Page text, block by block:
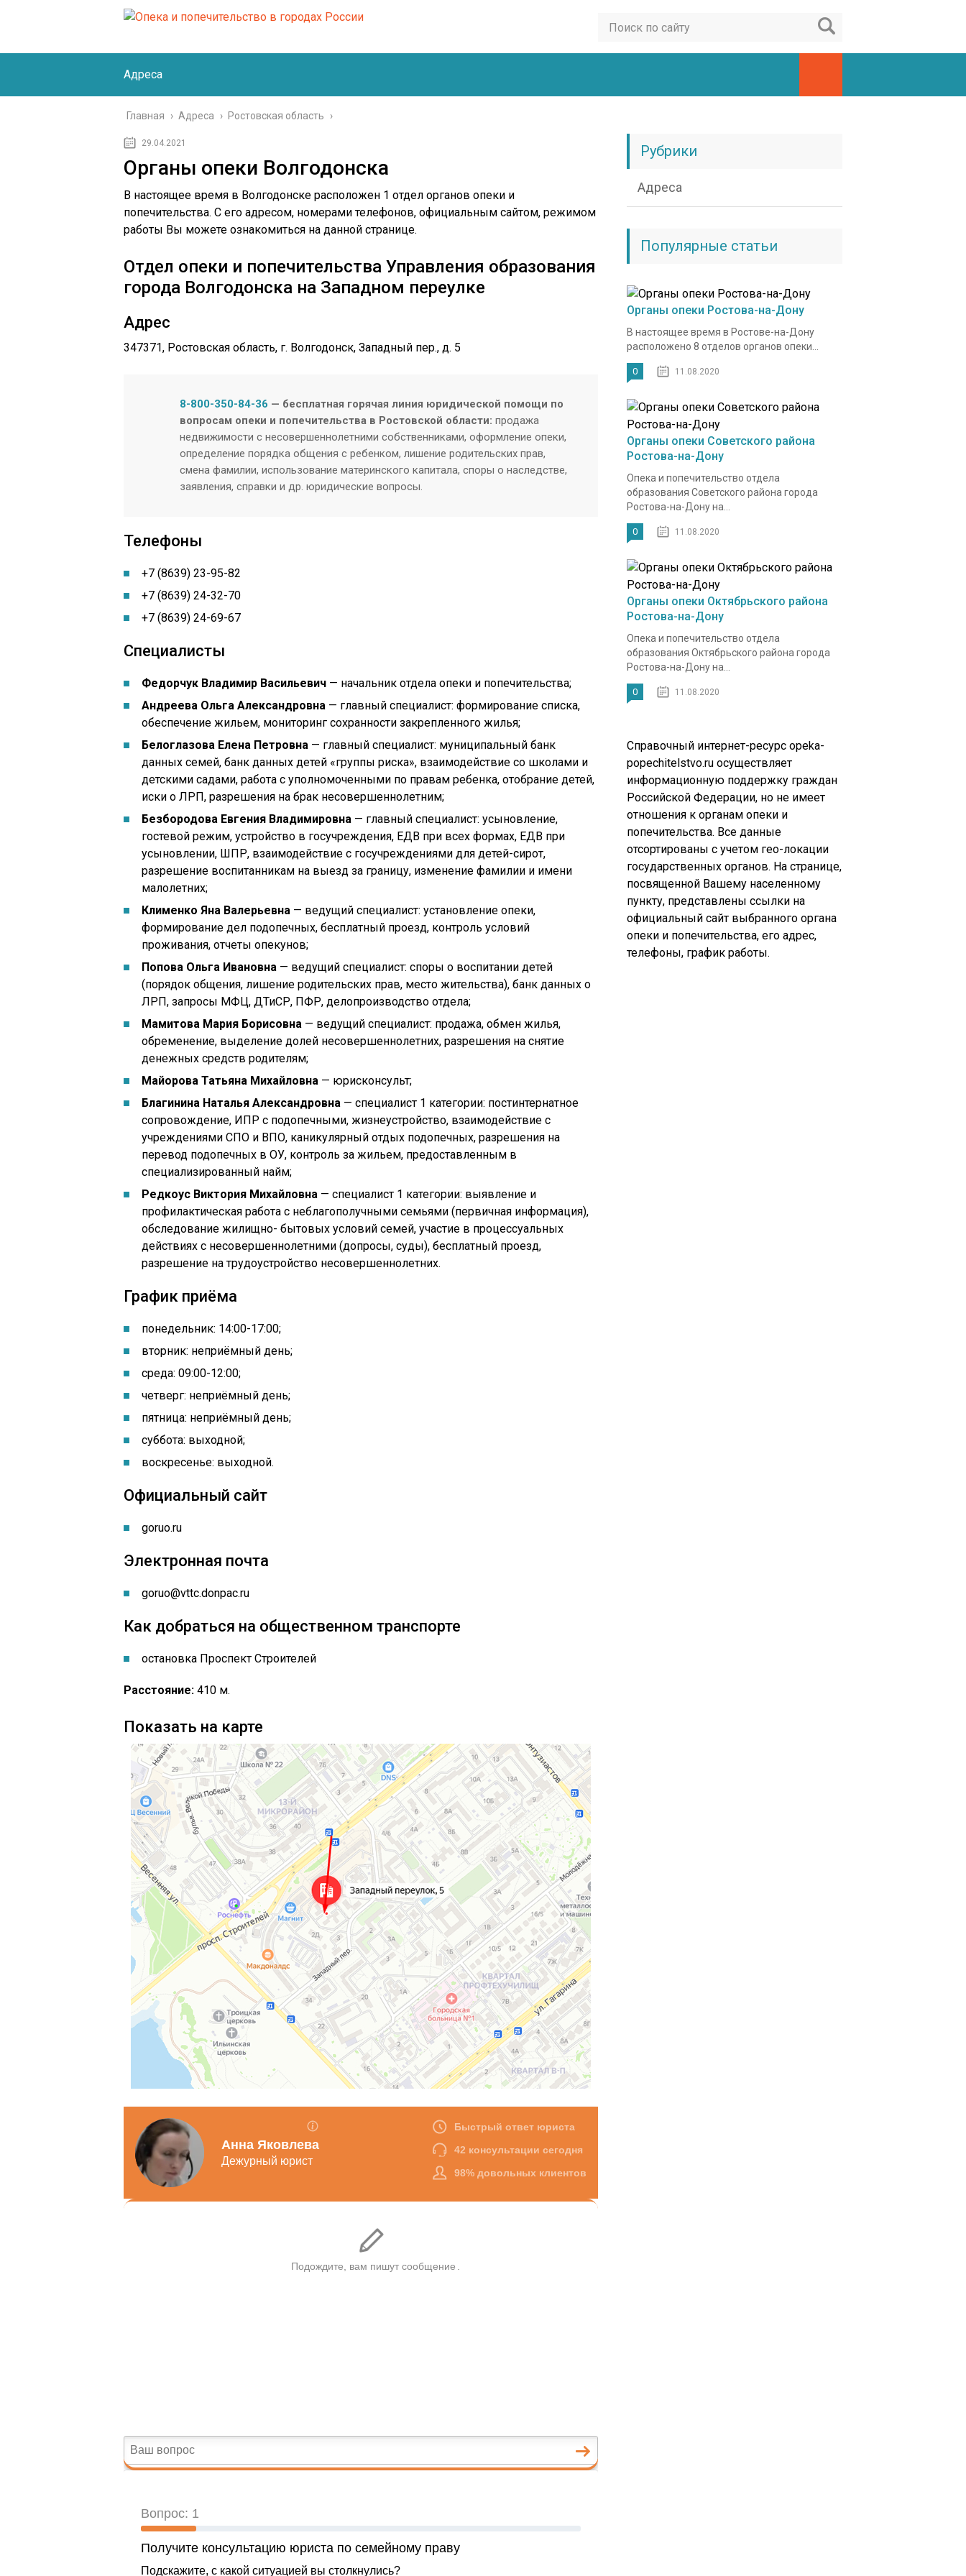
Адреса
Главная › Адреса › Ростовская область ›
29.04.2021
Органы опеки Волгодонска
В настоящее время в Волгодонске расположен 1 отдел органов опеки и
попечительства. С его адресом, номерами телефонов, официальным сайтом, режимом
работы Вы можете ознакомиться на данной странице.
Отдел опеки и попечительства Управления образования
города Волгодонска на Западном переулке
Адрес
347371, Ростовская область, г. Волгодонск, Западный пер., д. 5
8-800-350-84-36 — бесплатная горячая линия юридической помощи по
вопросам опеки и попечительства в Ростовской области: продажа
недвижимости с несовершеннолетними собственниками, оформление опеки,
определение порядка общения с ребенком, лишение родительских прав,
смена фамилии, использование материнского капитала, споры о наследстве,
заявления, справки и др. юридические вопросы.
Телефоны
+7 (8639) 23-95-82
+7 (8639) 24-32-70
+7 (8639) 24-69-67
Специалисты
Федорчук Владимир Васильевич — начальник отдела опеки и попечительства;
Андреева Ольга Александровна — главный специалист: формирование списка,
обеспечение жильем, мониторинг сохранности закрепленного жилья;
Белоглазова Елена Петровна — главный специалист: муниципальный банк
данных семей, банк данных детей «группы риска», взаимодействие со школами и
детскими садами, работа с уполномоченными по правам ребенка, отобрание детей,
иски о ЛРП, разрешения на брак несовершеннолетним;
Безбородова Евгения Владимировна — главный специалист: усыновление,
гостевой режим, устройство в госучреждения, ЕДВ при всех формах, ЕДВ при
усыновлении, ШПР, взаимодействие с госучреждениями для детей-сирот,
разрешение воспитанникам на выезд за границу, изменение фамилии и имени
малолетних;
Клименко Яна Валерьевна — ведущий специалист: установление опеки,
формирование дел подопечных, бесплатный проезд, контроль условий
проживания, отчеты опекунов;
Попова Ольга Ивановна — ведущий специалист: споры о воспитании детей
(порядок общения, лишение родительских прав, место жительства), банк данных о
ЛРП, запросы МФЦ, ДТиСР, ПФР, делопроизводство отдела;
Мамитова Мария Борисовна — ведущий специалист: продажа, обмен жилья,
обременение, выделение долей несовершеннолетних, разрешения на снятие
денежных средств родителям;
Майорова Татьяна Михайловна — юрисконсульт;
Благинина Наталья Александровна — специалист 1 категории: постинтернатное
сопровождение, ИПР с подопечными, жизнеустройство, взаимодействие с
учреждениями СПО и ВПО, каникулярный отдых подопечных, разрешения на
перевод подопечных в ОУ, контроль за жильем, предоставленным в
специализированный найм;
Редкоус Виктория Михайловна — специалист 1 категории: выявление и
профилактическая работа с неблагополучными семьями (первичная информация),
обследование жилищно- бытовых условий семей, участие в процессуальных
действиях с несовершеннолетними (допросы, суды), бесплатный проезд,
разрешение на трудоустройство несовершеннолетних.
График приёма
понедельник: 14:00-17:00;
вторник: неприёмный день;
среда: 09:00-12:00;
четверг: неприёмный день;
пятница: неприёмный день;
суббота: выходной;
воскресенье: выходной.
Официальный сайт
goruo.ru
Электронная почта
goruo@vttc.donpac.ru
Как добраться на общественном транспорте
остановка Проспект Строителей
Расстояние: 410 м.
Показать на карте
Рубрики
Адреса
Популярные статьи
Органы опеки Ростова-на-Дону
В настоящее время в Ростове-на-Дону
расположено 8 отделов органов опеки...
0 11.08.2020
Органы опеки Советского района
Ростова-на-Дону
Опека и попечительство отдела
образования Советского района города
Ростова-на-Дону на...
0 11.08.2020
Органы опеки Октябрьского района
Ростова-на-Дону
Опека и попечительство отдела
образования Октябрьского района города
Ростова-на-Дону на...
0 11.08.2020
Справочный интернет-ресурс opeka-
popechitelstvo.ru осуществляет
информационную поддержку граждан
Российской Федерации, но не имеет
отношения к органам опеки и
попечительства. Все данные
отсортированы с учетом гео-локации
государственных органов. На странице,
посвященной Вашему населенному
пункту, представлены ссылки на
официальный сайт выбранного органа
опеки и попечительства, его адрес,
телефоны, график работы.